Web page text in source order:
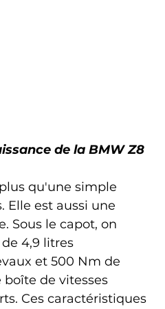
de la BMW Z8
qu'une simple
Elle est aussi une
Sous le capot, on
4,9 litres
et 500 Nm de
boîte de vitesses
Ces caractéristiques